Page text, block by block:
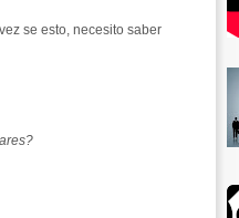
se esto, necesito saber